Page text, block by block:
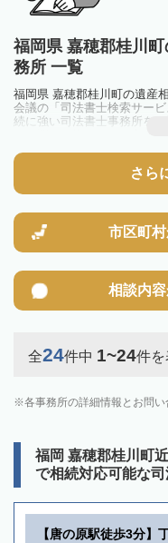
福岡県 嘉穂郡桂川
務所 一覧
福岡県 嘉穂郡桂川町の遺産
会議の「司法書士検索サー
続に強い司法書士事務所を
やお悩みを抱えている方は
さら
市区町村
相談内容
全24件中 1~24件
各事務所の詳細情報とお問
福岡 嘉穂郡桂川町
で相続対応可能な
【唐の原駅徒歩3分】